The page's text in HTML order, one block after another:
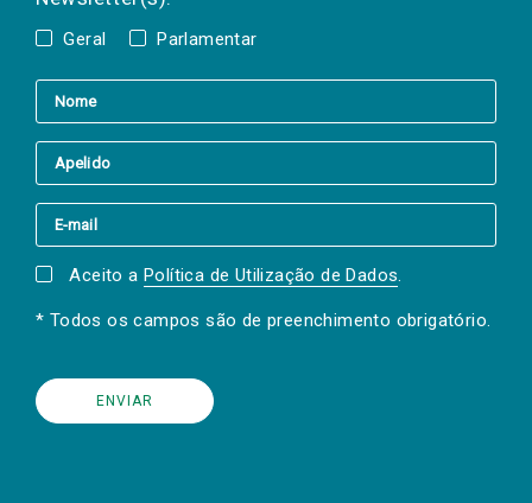
Geral Parlamentar
Aceito a Política de Utilização de Dados.
* Todos os campos são de preenchimento obrigatório.